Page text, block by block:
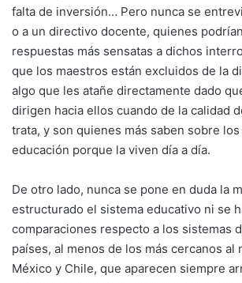
falta de inversión… Pero nunca se
o a un directivo docente, quienes
respuestas más sensatas a dichos
que los maestros están excluidos de la
algo que les atañe directamente dado
dirigen hacia ellos cuando de la calidad
trata, y son quienes más saben sobre
educación porque la viven día a día.
De otro lado, nunca se pone en duda la
estructurado el sistema educativo ni se
comparaciones respecto a los sistemas
países, al menos de los más cercanos al
México y Chile, que aparecen siempre